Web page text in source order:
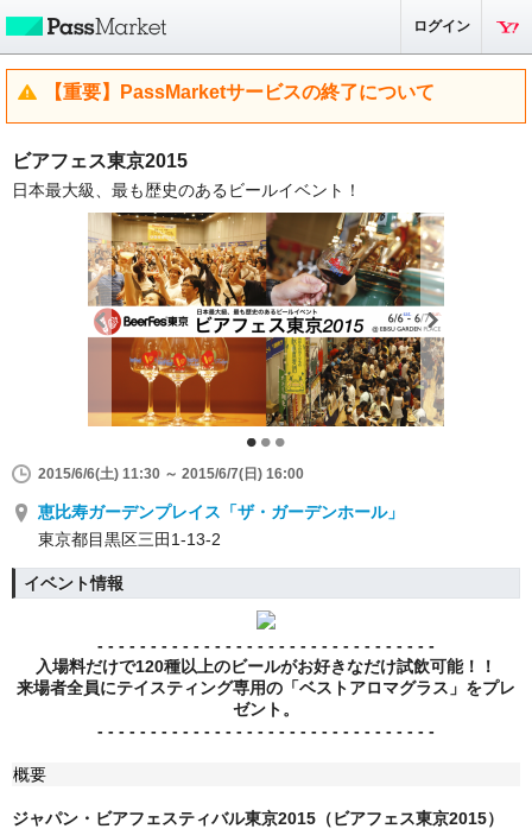
ログイン
【重要】PassMarketサービスの終了について
ビアフェス東京2015
日本最大級、最も歴史のあるビールイベント！
2015/6/6(土) 11:30 ～ 2015/6/7(日) 16:00
恵比寿ガーデンプレイス「ザ・ガーデンホール」
東京都目黒区三田1-13-2
イベント情報
- - - - - - - - - - - - - - - - - - - - - - - - - - - - - - - -
入場料だけで120種以上のビールがお好きなだけ試飲可能！！
来場者全員にテイスティング専用の「ベストアロマグラス」をプレ
ゼント。
- - - - - - - - - - - - - - - - - - - - - - - - - - - - - - - -
概要
ジャパン・ビアフェスティバル東京2015（ビアフェス東京2015）